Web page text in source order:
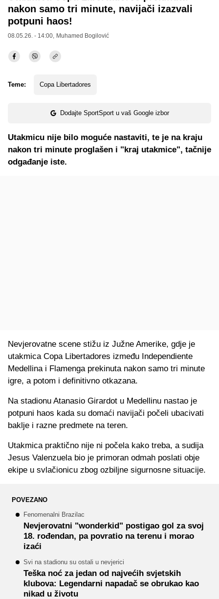
nakon samo tri minute, navijači izazvali
potpuni haos!
08.05.26. - 14:00, Muhamed Bogilović
Teme: Copa Libertadores
Dodajte SportSport u vaš Google izbor
Utakmicu nije bilo moguće nastaviti, te je na kraju
nakon tri minute proglašen i "kraj utakmice", tačnije
odgađanje iste.
Nevjerovatne scene stižu iz Južne Amerike, gdje je
utakmica Copa Libertadores između Independiente
Medellina i Flamenga prekinuta nakon samo tri minute
igre, a potom i definitivno otkazana.
Na stadionu Atanasio Girardot u Medellinu nastao je
potpuni haos kada su domaći navijači počeli ubacivati
baklje i razne predmete na teren.
Utakmica praktično nije ni počela kako treba, a sudija
Jesus Valenzuela bio je primoran odmah poslati obje
ekipe u svlačionicu zbog ozbiljne sigurnosne situacije.
POVEZANO
Fenomenalni Brazilac
Nevjerovatni "wonderkid" postigao gol za svoj
18. rođendan, pa povratio na terenu i morao
izaći
Svi na stadionu su ostali u nevjerici
Teška noć za jedan od najvećih svjetskih
klubova: Legendarni napadač se obrukao kao
nikad u životu